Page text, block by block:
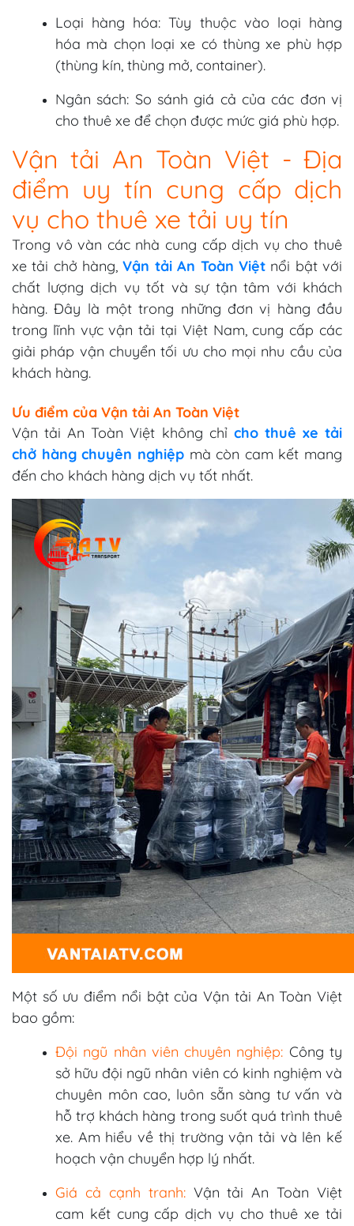
Loại hàng hóa: Tùy thuộc vào loại hàng
hóa mà chọn loại xe có thùng xe phù hợp
(thùng kín, thùng mở, container).
Ngân sách: So sánh giá cả của các đơn vị
cho thuê xe để chọn được mức giá phù hợp.
Vận tải An Toàn Việt - Địa
điểm uy tín cung cấp dịch
vụ cho thuê xe tải uy tín
Trong vô vàn các nhà cung cấp dịch vụ cho thuê
xe tải chở hàng,Vận tải An Toàn Việtnổi bật với
chất lượng dịch vụ tốt và sự tận tâm với khách
hàng. Đây là một trong những đơn vị hàng đầu
trong lĩnh vực vận tải tại Việt Nam, cung cấp các
giải pháp vận chuyển tối ưu cho mọi nhu cầu của
khách hàng.
Ưu điểm của Vận tải An Toàn Việt
Vận tải An Toàn Việt không chỉ cho thuê xe tải
chở hàng chuyên nghiệpmà còn cam kết mang
đến cho khách hàng dịch vụ tốt nhất.
Một số ưu điểm nổi bật của Vận tải An Toàn Việt
bao gồm:
Đội ngũ nhân viên chuyên nghiệp: Công ty
sở hữu đội ngũ nhân viên có kinh nghiệm và
chuyên môn cao, luôn sẵn sàng tư vấn và
hỗ trợ khách hàng trong suốt quá trình thuê
xe. Am hiểu về thị trường vận tải và lên kế
hoạch vận chuyển hợp lý nhất.
Giá cả cạnh tranh: Vận tải An Toàn Việt
cam kết cung cấp dịch vụ cho thuê xe tải